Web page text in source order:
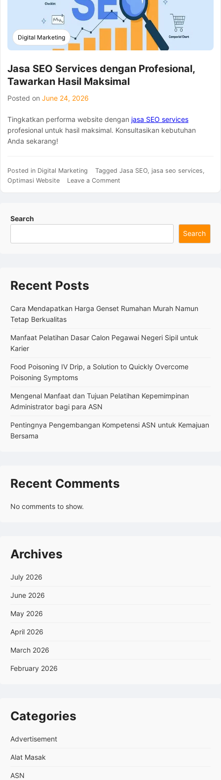
Digital Marketing
Jasa SEO Services dengan Profesional,
Tawarkan Hasil Maksimal
Posted on June 24, 2026
Tingkatkan performa website dengan jasa SEO services
profesional untuk hasil maksimal. Konsultasikan kebutuhan
Anda sekarang!
Posted in Digital Marketing Tagged Jasa SEO, jasa seo services,
Optimasi Website
Leave a Comment
Search
Search
Recent Posts
Cara Mendapatkan Harga Genset Rumahan Murah Namun
Tetap Berkualitas
Manfaat Pelatihan Dasar Calon Pegawai Negeri Sipil untuk
Karier
Food Poisoning IV Drip, a Solution to Quickly Overcome
Poisoning Symptoms
Mengenal Manfaat dan Tujuan Pelatihan Kepemimpinan
Administrator bagi para ASN
Pentingnya Pengembangan Kompetensi ASN untuk Kemajuan
Bersama
Recent Comments
No comments to show.
Archives
July 2026
June 2026
May 2026
April 2026
March 2026
February 2026
Categories
Advertisement
Alat Masak
ASN